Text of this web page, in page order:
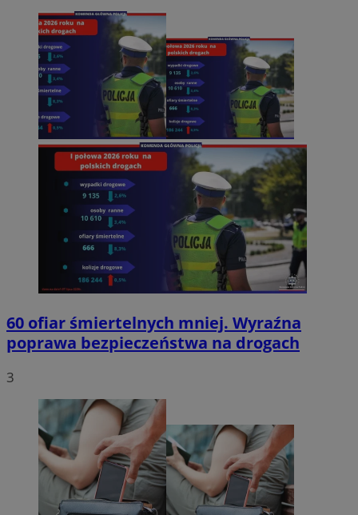
60 ofiar śmiertelnych mniej. Wyraźna
poprawa bezpieczeństwa na drogach
3